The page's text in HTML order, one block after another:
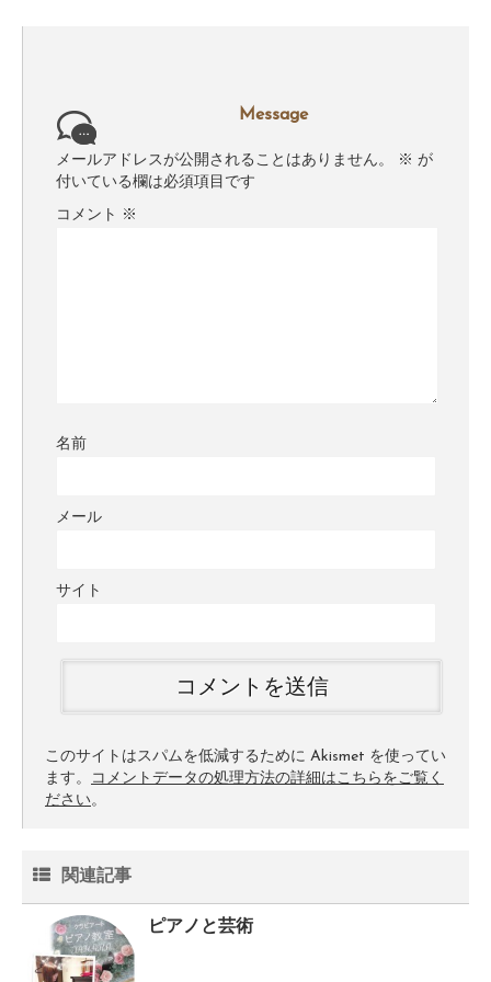
Message
メールアドレスが公開されることはありません。 ※ が
付いている欄は必須項目です
コメント ※
名前
メール
サイト
このサイトはスパムを低減するために Akismet を使ってい
ます。
コメントデータの処理方法の詳細はこちらをご覧く
ださい。
関連記事
ピアノと芸術